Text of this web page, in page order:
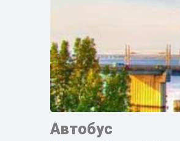
Автобус